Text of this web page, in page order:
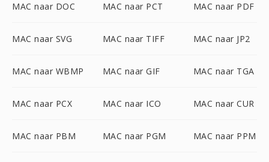
MAC naar DOC MAC naar PCT MAC naar PDF
MAC naar SVG MAC naar TIFF MAC naar JP2
MAC naar WBMP MAC naar GIF MAC naar TGA
MAC naar PCX MAC naar ICO MAC naar CUR
MAC naar PBM MAC naar PGM MAC naar PPM